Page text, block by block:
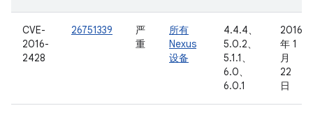
CVE-
2016-
2428
26751339
严
重
所有
Nexus
设备
4.4.4、
5.0.2、
5.1.1、
6.0、
6.0.1
2016
年 1
月
22
日